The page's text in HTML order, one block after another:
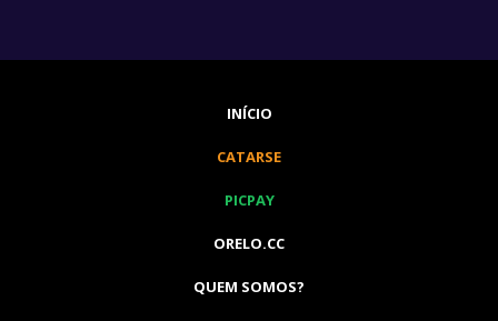
INÍCIO
CATARSE
PICPAY
ORELO.CC
QUEM SOMOS?